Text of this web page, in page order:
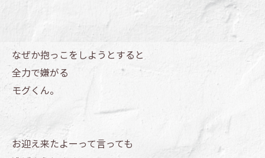
なぜか抱っこをしようとすると
全力で嫌がる
モグくん。
お迎え来たよーって言っても